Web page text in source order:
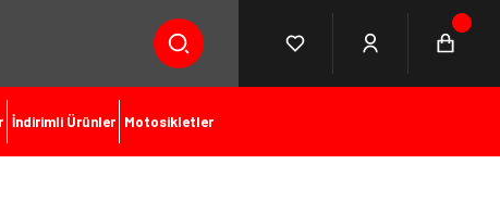
İndirimli Ürünler Motosikletler